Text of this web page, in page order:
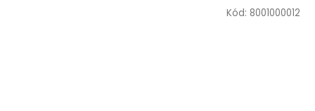
Kód: 8001000012